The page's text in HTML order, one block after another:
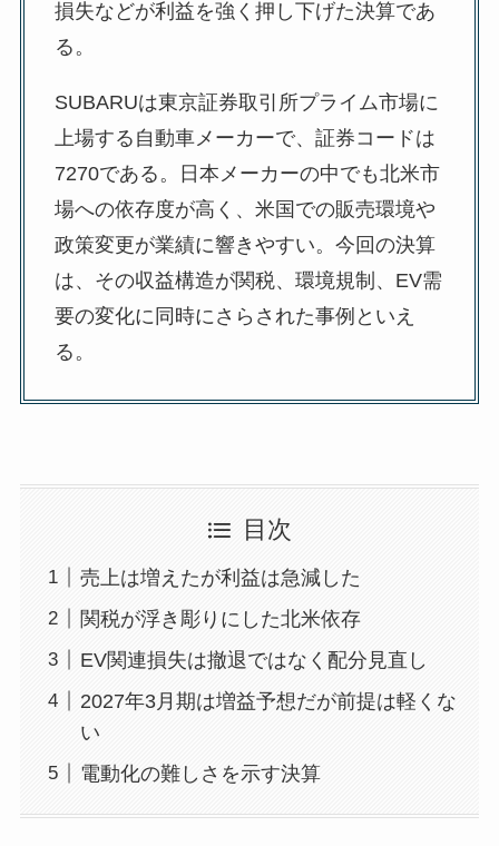
損失などが利益を強く押し下げた決算であ
る。
SUBARUは東京証券取引所プライム市場に
上場する自動車メーカーで、証券コードは
7270である。日本メーカーの中でも北米市
場への依存度が高く、米国での販売環境や
政策変更が業績に響きやすい。今回の決算
は、その収益構造が関税、環境規制、EV需
要の変化に同時にさらされた事例といえ
る。
目次
売上は増えたが利益は急減した
関税が浮き彫りにした北米依存
EV関連損失は撤退ではなく配分見直し
2027年3月期は増益予想だが前提は軽くな
い
電動化の難しさを示す決算